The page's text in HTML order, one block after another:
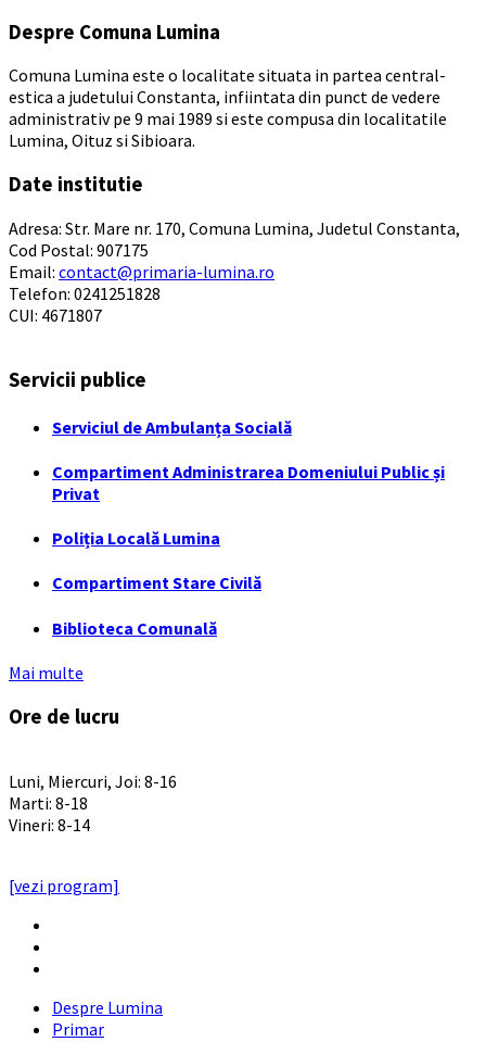
Despre Comuna Lumina
Comuna Lumina este o localitate situata in partea central-
estica a judetului Constanta, infiintata din punct de vedere
administrativ pe 9 mai 1989 si este compusa din localitatile
Lumina, Oituz si Sibioara.
Date institutie
Adresa: Str. Mare nr. 170, Comuna Lumina, Judetul Constanta,
Cod Postal: 907175
Email: contact@primaria-lumina.ro
Telefon: 0241251828
CUI: 4671807
Servicii publice
Serviciul de Ambulanța Socială
Compartiment Administrarea Domeniului Public și
Privat
Poliția Locală Lumina
Compartiment Stare Civilă
Biblioteca Comunală
Mai multe
Ore de lucru
Luni, Miercuri, Joi: 8-16
Marti: 8-18
Vineri: 8-14
[vezi program]
Despre Lumina
Primar